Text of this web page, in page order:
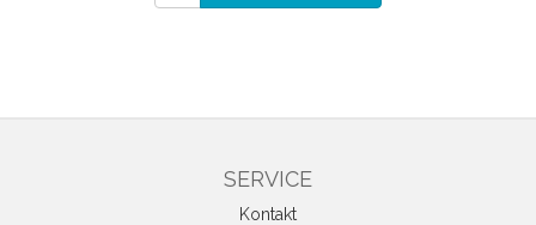
SERVICE
Kontakt